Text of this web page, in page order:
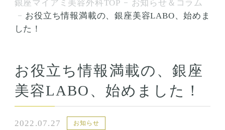
銀座マイアミ美容外科TOP
お知らせ＆コラム
お役立ち情報満載の、銀座美容LABO、始めま
した！
お役立ち情報満載の、銀座
美容LABO、始めました！
2022.07.27 お知らせ